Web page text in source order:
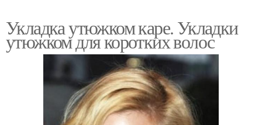
Укладка утюжком каре. Укладки
утюжком для коротких волос